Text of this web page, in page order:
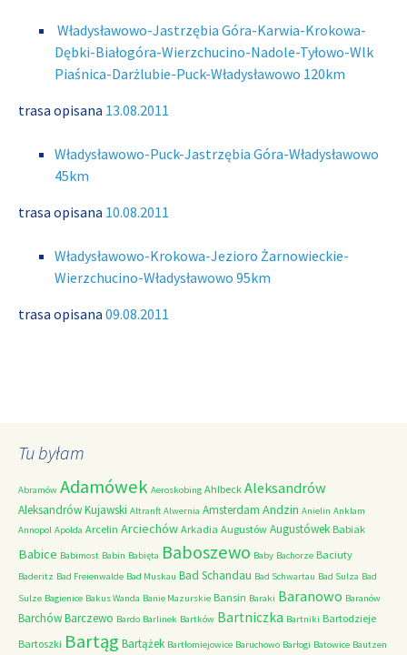
Władysławowo-Jastrzębia Góra-Karwia-Krokowa-
Dębki-Białogóra-Wierzchucino-Nadole-Tyłowo-Wlk
Piaśnica-Darżlubie-Puck-Władysławowo 120km
trasa opisana 13.08.2011
Władysławowo-Puck-Jastrzębia Góra-Władysławowo
45km
trasa opisana 10.08.2011
Władysławowo-Krokowa-Jezioro Żarnowieckie-
Wierzchucino-Władysławowo 95km
trasa opisana 09.08.2011
Tu byłam
Abramów Adamówek Aeroskobing Ahlbeck Aleksandrów
Aleksandrów Kujawski Altranft Alwernia Amsterdam Andzin Anielin Anklam
Annopol Apolda Arcelin Arciechów Arkadia Augustów Augustówek Babiak
Babice Babimost Babin Babięta Baboszewo Baby Bachorze Baciuty
Baderitz Bad Freienwalde Bad Muskau Bad Schandau Bad Schwartau Bad Sulza Bad
Sulze Bagienice Bakus Wanda Banie Mazurskie Bansin Baraki Baranowo Baranów
BarchówBarczewo Bardo Barlinek Bartków Bartniczka Bartniki Bartodzieje
Bartoszki Bartąg Bartążek Bartłomiejowice Baruchowo Barłogi Batowice Bautzen